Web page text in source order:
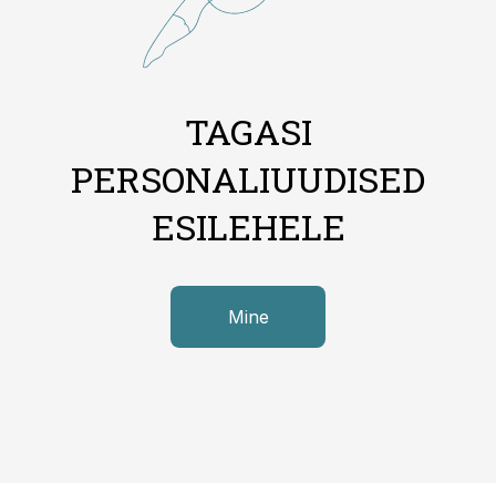
TAGASI
PERSONALIUUDISED
ESILEHELE
Mine